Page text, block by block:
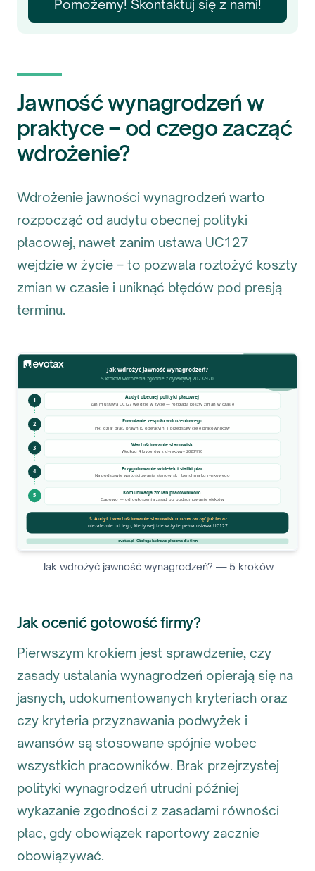
Pomożemy! Skontaktuj się z nami!
Jawność wynagrodzeń w
praktyce – od czego zacząć
wdrożenie?
Wdrożenie jawności wynagrodzeń warto
rozpocząć od audytu obecnej polityki
płacowej, nawet zanim ustawa UC127
wejdzie w życie – to pozwala rozłożyć koszty
zmian w czasie i uniknąć błędów pod presją
terminu.
Jak wdrożyć jawność wynagrodzeń? — 5 kroków
Jak ocenić gotowość firmy?
Pierwszym krokiem jest sprawdzenie, czy
zasady ustalania wynagrodzeń opierają się na
jasnych, udokumentowanych kryteriach oraz
czy kryteria przyznawania podwyżek i
awansów są stosowane spójnie wobec
wszystkich pracowników. Brak przejrzystej
polityki wynagrodzeń utrudni później
wykazanie zgodności z zasadami równości
płac, gdy obowiązek raportowy zacznie
obowiązywać.